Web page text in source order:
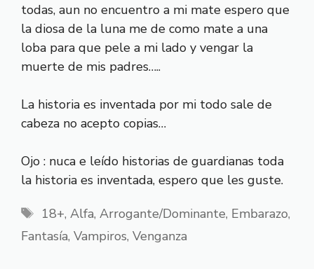
todas, aun no encuentro a mi mate espero que
la diosa de la luna me de como mate a una
loba para que pele a mi lado y vengar la
muerte de mis padres…..
La historia es inventada por mi todo sale de
cabeza no acepto copias…
Ojo : nuca e leído historias de guardianas toda
la historia es inventada, espero que les guste.
Etiquetas
18+, Alfa, Arrogante/Dominante, Embarazo,
Fantasía, Vampiros, Venganza